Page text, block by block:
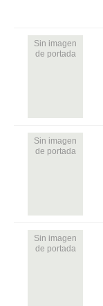
Sin imagen
de portada
Sin imagen
de portada
Sin imagen
de portada